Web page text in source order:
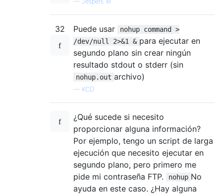
32 Puede usar
nohup command >
/dev/null 2>&1 & para ejecutar en
segundo plano sin crear ningún
resultado stdout o stderr (sin
nohup.out archivo)
— KCD
¿Qué sucede si necesito
proporcionar alguna información?
Por ejemplo, tengo un script de larga
ejecución que necesito ejecutar en
segundo plano, pero primero me
pide mi contraseña FTP.
nohup No
ayuda en este caso. ¿Hay alguna